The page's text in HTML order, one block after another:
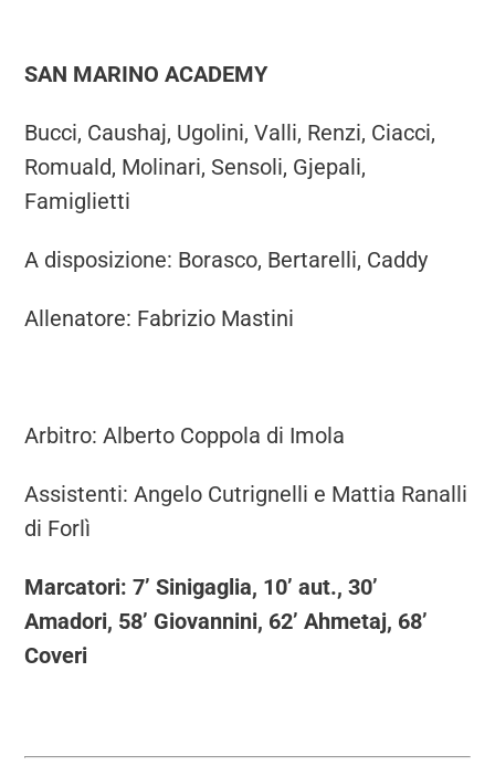
SAN MARINO ACADEMY
Bucci, Caushaj, Ugolini, Valli, Renzi, Ciacci,
Romuald, Molinari, Sensoli, Gjepali,
Famiglietti
A disposizione: Borasco, Bertarelli, Caddy
Allenatore: Fabrizio Mastini
Arbitro: Alberto Coppola di Imola
Assistenti: Angelo Cutrignelli e Mattia Ranalli
di Forlì
Marcatori: 7’ Sinigaglia, 10’ aut., 30’
Amadori, 58’ Giovannini, 62’ Ahmetaj, 68’
Coveri